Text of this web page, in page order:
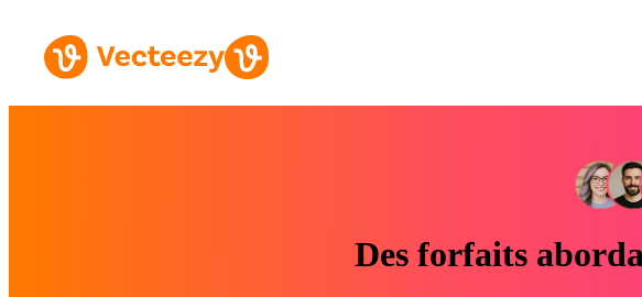
Des forfaits